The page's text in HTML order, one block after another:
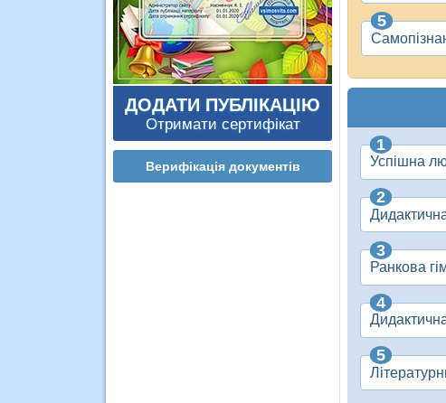
ДОДАТИ ПУБЛІКАЦІЮ
Отримати сертифікат
Верифікація документів Успішна
Ранкова